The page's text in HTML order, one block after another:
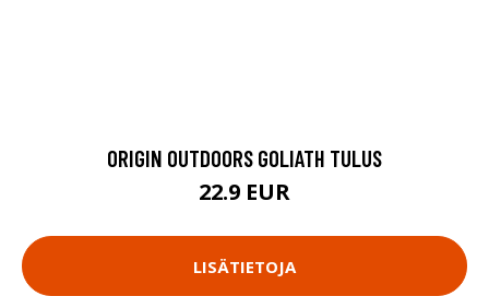
ORIGIN OUTDOORS GOLIATH TULUS
22.9 EUR
LISÄTIETOJA